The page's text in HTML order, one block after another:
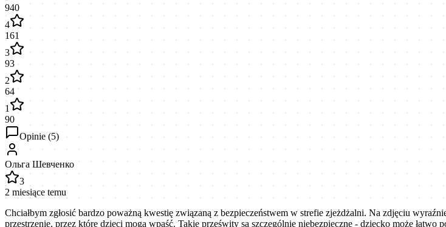
940
4
161
3
93
2
64
1
90
Opinie (5)
Ольга Шевченко
3
2 miesiące temu
Chciałbym zgłosić bardzo poważną kwestię związaną z bezpieczeństwem w strefie zjeżdżalni. Na zdjęciu
przestrzenie, przez które dzieci mogą wpaść. Takie prześwity są szczególnie niebezpieczne - dziecko może